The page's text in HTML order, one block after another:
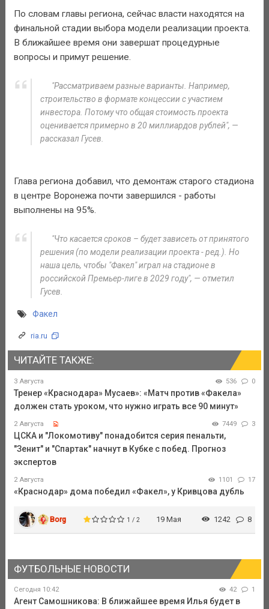
По словам главы региона, сейчас власти находятся на
финальной стадии выбора модели реализации проекта.
В ближайшее время они завершат процедурные
вопросы и примут решение.
"Рассматриваем разные варианты. Например,
строительство в формате концессии с участием
инвестора. Потому что общая стоимость проекта
оценивается примерно в 20 миллиардов рублей", —
рассказал Гусев.
Глава региона добавил, что демонтаж старого стадиона
в центре Воронежа почти завершился - работы
выполнены на 95%.
"Что касается сроков – будет зависеть от принятого
решения (по модели реализации проекта - ред.). Но
наша цель, чтобы "Факел" играл на стадионе в
российской Премьер-лиге в 2029 году", — отметил
Гусев.
Факел
ria.ru
ЧИТАЙТЕ ТАКЖЕ:
3 Августа 536 0
Тренер «Краснодара» Мусаев»: «Матч против «Факела»
должен стать уроком, что нужно играть все 90 минут»
2 Августа 7449 3
ЦСКА и "Локомотиву" понадобится серия пенальти,
"Зенит" и "Спартак" начнут в Кубке с побед. Прогноз
экспертов
2 Августа 1101 17
«Краснодар» дома победил «Факел», у Кривцова дубль
Borg 1 / 2 19 Мая 1242 8
ФУТБОЛЬНЫЕ НОВОСТИ
Сегодня 10:42 42 1
Агент Самошникова: В ближайшее время Илья будет в